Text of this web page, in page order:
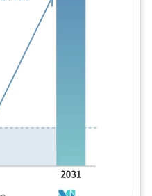
Bild © Mordor Intelligence.